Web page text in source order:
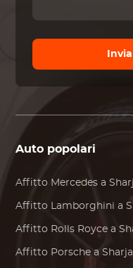
Auto popolari
Affitto Mercedes a
Affitto Lamborghini a
Affitto Rolls Royce a
Affitto Porsche a